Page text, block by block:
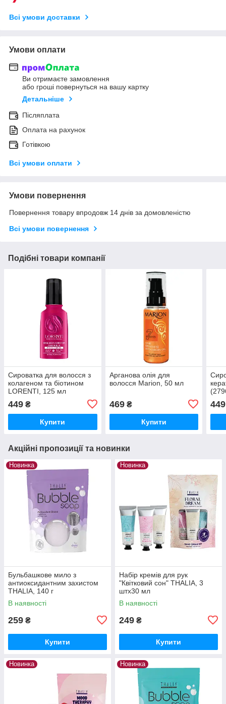
Всі умови доставки
Умови оплати
Ви отримаєте замовлення
або гроші повернуться на вашу картку
Детальніше
Післяплата
Оплата на рахунок
Готівкою
Всі умови оплати
Умови повернення
Повернення товару впродовж 14 днів за домовленістю
Всі умови повернення
Подібні товари компанії
Сироватка для волосся з
колагеном та біотином
LORENTI, 125 мл
449 ₴
Купити
Арганова олія для
волосся Marion, 50 мл
469₴
Купити
449
Акційні пропозиції та новинки
Новинка
Бульбашкове мило з
антиоксидантним захистом
THALIA, 140 г
В наявності
259 ₴
Купити
Новинка
Набір кремів для рук
"Квітковий сон" THALIA, 3
штх30 мл
В наявності
249 ₴
Купити
Новинка Новинка